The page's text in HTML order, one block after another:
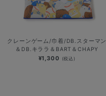
クレーンゲーム/巾着/DB.スターマン
＆DB.キララ＆BART＆CHAPY
¥1,300 (税込)